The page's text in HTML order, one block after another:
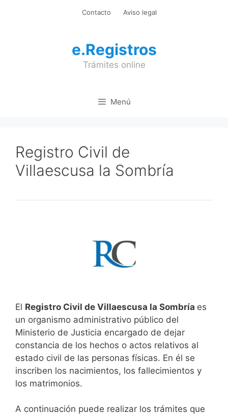
Contacto Aviso legal
e.Registros
Trámites online
Menú
Registro Civil de
Villaescusa la Sombría
El Registro Civil de Villaescusa la Sombría es
un organismo administrativo público del
Ministerio de Justicia encargado de dejar
constancia de los hechos o actos relativos al
estado civil de las personas físicas. En él se
inscriben los nacimientos, los fallecimientos y
los matrimonios.
A continuación puede realizar los trámites que